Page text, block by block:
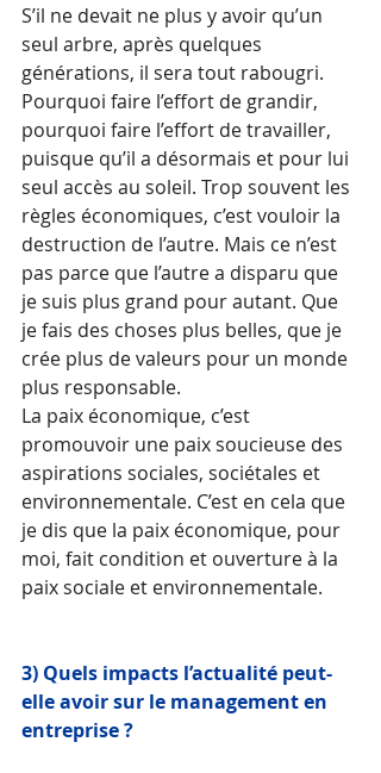
S’il ne devait ne plus y avoir qu’un
seul arbre, après quelques
générations, il sera tout rabougri.
Pourquoi faire l’effort de grandir,
pourquoi faire l’effort de travailler,
puisque qu’il a désormais et pour lui
seul accès au soleil. Trop souvent les
règles économiques, c’est vouloir la
destruction de l’autre. Mais ce n’est
pas parce que l’autre a disparu que
je suis plus grand pour autant. Que
je fais des choses plus belles, que je
crée plus de valeurs pour un monde
plus responsable.
La paix économique, c’est
promouvoir une paix soucieuse des
aspirations sociales, sociétales et
environnementale. C’est en cela que
je dis que la paix économique, pour
moi, fait condition et ouverture à la
paix sociale et environnementale.
3) Quels impacts l’actualité peut-
elle avoir sur le management en
entreprise ?